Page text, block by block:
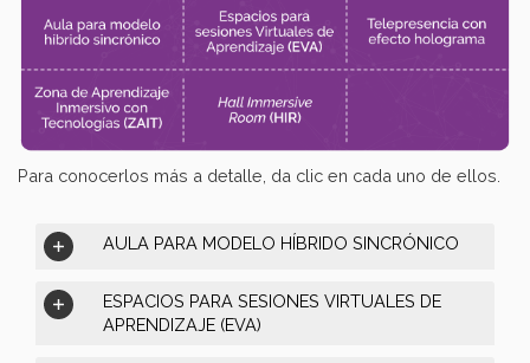
Para conocerlos más a detalle, da clic en cada uno de ellos.
AULA PARA MODELO HÍBRIDO SINCRÓNICO
ESPACIOS PARA SESIONES VIRTUALES DE
APRENDIZAJE (EVA)